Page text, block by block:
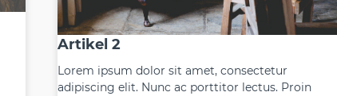
Artikel 2
Lorem ipsum dolor sit amet, consectetur
adipiscing elit. Nunc ac porttitor lectus. Proin